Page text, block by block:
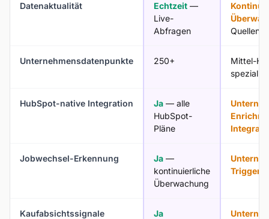
Datenaktualität Echtzeit —
Live-
Abfragen
Quellen
Unternehmensdatenpunkte 250+
Mittel-
HubSpot-native Integration Ja — alle
HubSpot-
Pläne
Jobwechsel-Erkennung Ja —
kontinuierliche
Überwachung
Trigger-
Kaufabsichtssignale Ja